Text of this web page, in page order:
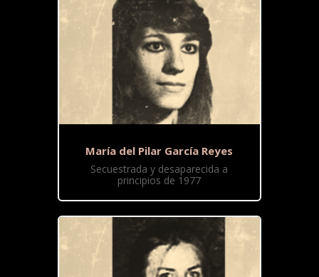
María del Pilar García Reyes
Secuestrada y desaparecida a
principios de 1977